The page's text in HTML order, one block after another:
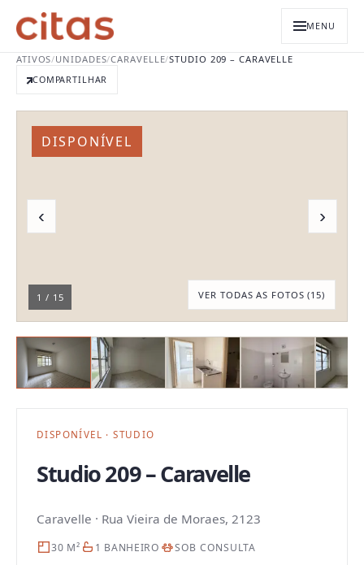
MENU
ATIVOS/UNIDADES/CARAVELLE/STUDIO 209 – CARAVELLE
COMPARTILHAR
‹ ›
1 / 15
DISPONÍVEL
VER TODAS AS FOTOS (15)
DISPONÍVEL ·STUDIO
Studio 209 – Caravelle
Caravelle · Rua Vieira de Moraes, 2123
30 M² 1 BANHEIRO SOB CONSULTA